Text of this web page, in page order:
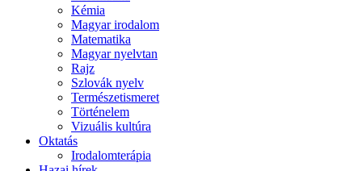
Kémia
Magyar irodalom
Matematika
Magyar nyelvtan
Rajz
Szlovák nyelv
Természetismeret
Történelem
Vizuális kultúra
Oktatás
Irodalomterápia